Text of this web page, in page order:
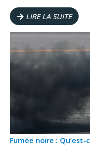
LIRE LA SUITE
Fumée noire : Qu’est-